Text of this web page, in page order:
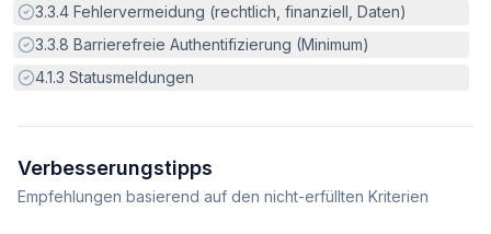
Erfüllt:
3.3.4 Fehlervermeidung (rechtlich, finanziell, Daten)
Erfüllt:
3.3.8 Barrierefreie Authentifizierung (Minimum)
Erfüllt:
4.1.3 Statusmeldungen
Verbesserungstipps
Empfehlungen basierend auf den nicht-erfüllten Kriterien